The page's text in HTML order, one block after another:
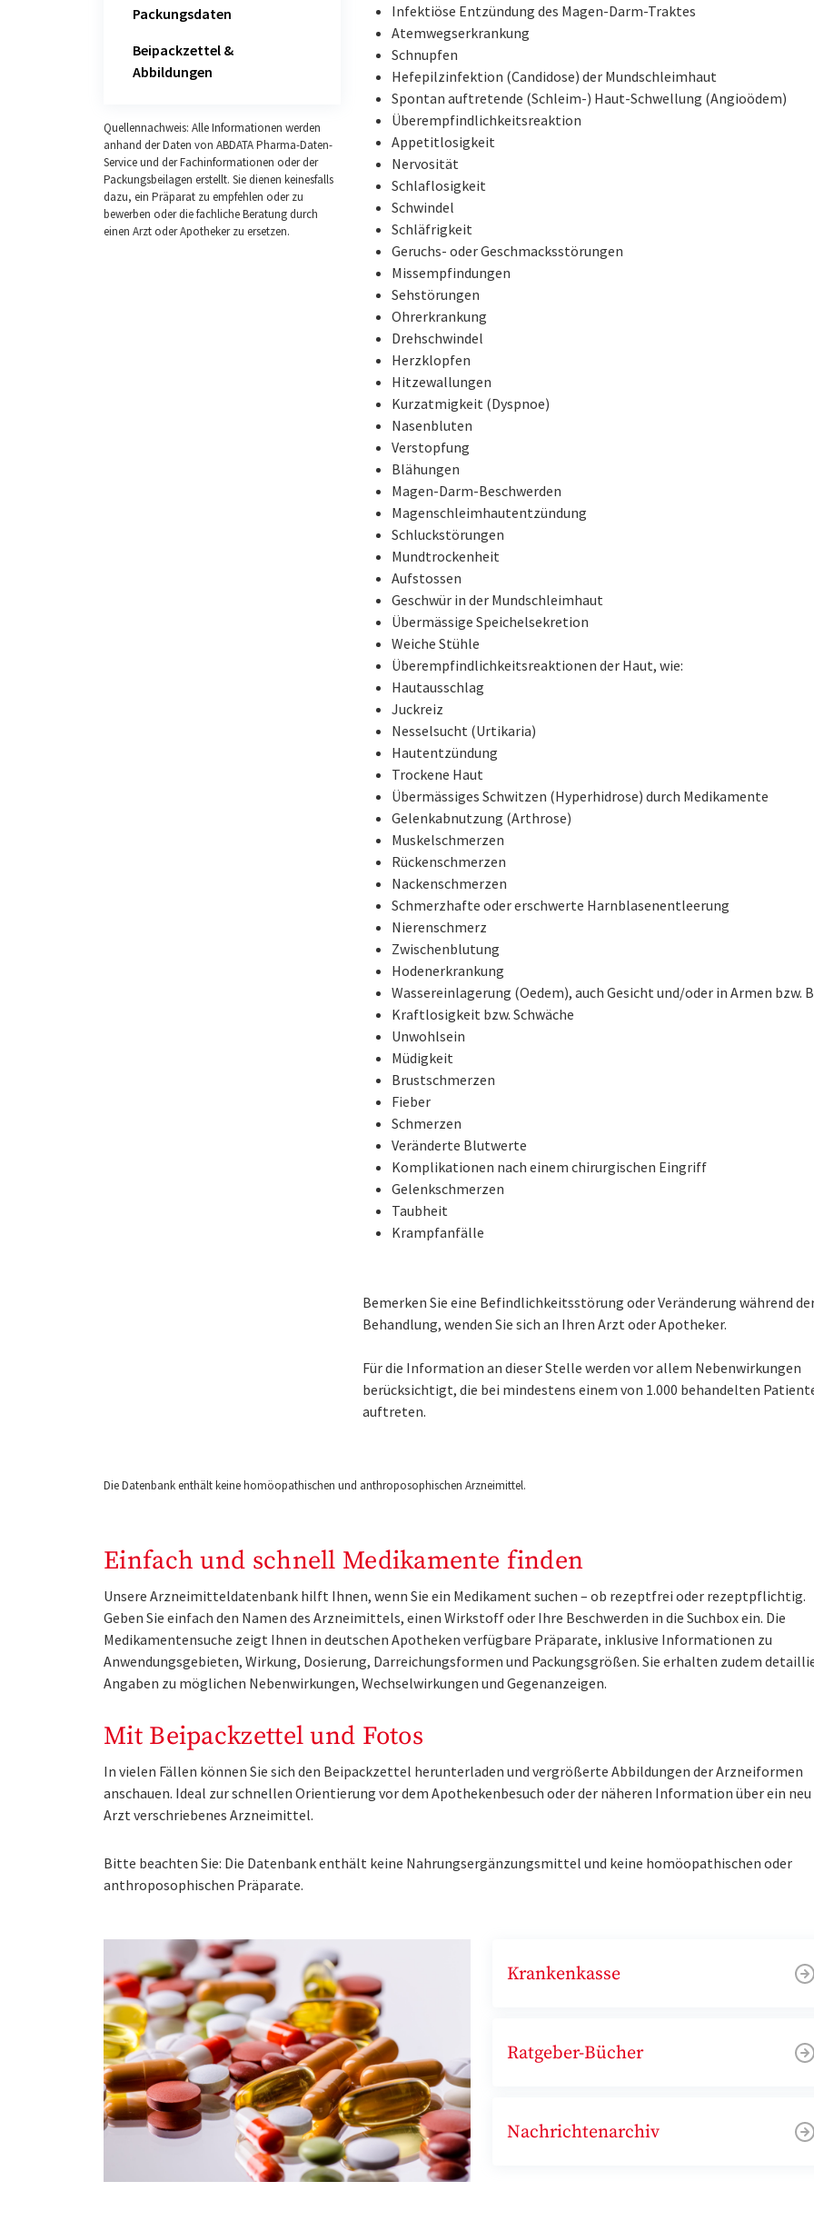
Packungsdaten
Beipackzettel &
Abbildungen
Quellennachweis: Alle Informationen werden
anhand der Daten von ABDATA Pharma-Daten-
Service und der Fachinformationen oder der
Packungsbeilagen erstellt. Sie dienen keinesfalls
dazu, ein Präparat zu empfehlen oder zu
bewerben oder die fachliche Beratung durch
einen Arzt oder Apotheker zu ersetzen.
Infektiöse Entzündung des Magen-Darm-Traktes
Atemwegserkrankung
Schnupfen
Hefepilzinfektion (Candidose) der Mundschleimhaut
Spontan auftretende (Schleim-) Haut-Schwellung (Angioödem)
Überempfindlichkeitsreaktion
Appetitlosigkeit
Nervosität
Schlaflosigkeit
Schwindel
Schläfrigkeit
Geruchs- oder Geschmacksstörungen
Missempfindungen
Sehstörungen
Ohrerkrankung
Drehschwindel
Herzklopfen
Hitzewallungen
Kurzatmigkeit (Dyspnoe)
Nasenbluten
Verstopfung
Blähungen
Magen-Darm-Beschwerden
Magenschleimhautentzündung
Schluckstörungen
Mundtrockenheit
Aufstossen
Geschwür in der Mundschleimhaut
Übermässige Speichelsekretion
Weiche Stühle
Überempfindlichkeitsreaktionen der Haut, wie:
Hautausschlag
Juckreiz
Nesselsucht (Urtikaria)
Hautentzündung
Trockene Haut
Übermässiges Schwitzen (Hyperhidrose) durch Medikamente
Gelenkabnutzung (Arthrose)
Muskelschmerzen
Rückenschmerzen
Nackenschmerzen
Schmerzhafte oder erschwerte Harnblasenentleerung
Nierenschmerz
Zwischenblutung
Hodenerkrankung
Wassereinlagerung (Oedem), auch Gesicht und/oder in Armen bzw.
Kraftlosigkeit bzw. Schwäche
Unwohlsein
Müdigkeit
Brustschmerzen
Fieber
Schmerzen
Veränderte Blutwerte
Komplikationen nach einem chirurgischen Eingriff
Gelenkschmerzen
Taubheit
Krampfanfälle
Bemerken Sie eine Befindlichkeitsstörung oder Veränderung während
Behandlung, wenden Sie sich an Ihren Arzt oder Apotheker.
Für die Information an dieser Stelle werden vor allem Nebenwirkungen
berücksichtigt, die bei mindestens einem von 1.000 behandelten
auftreten.
Die Datenbank enthält keine homöopathischen und anthroposophischen Arzneimittel.
Einfach und schnell Medikamente finden
Unsere Arzneimitteldatenbank hilft Ihnen, wenn Sie ein Medikament suchen – ob rezeptfrei oder rezeptpflichtig.
Geben Sie einfach den Namen des Arzneimittels, einen Wirkstoff oder Ihre Beschwerden in die Suchbox ein. Die
Medikamentensuche zeigt Ihnen in deutschen Apotheken verfügbare Präparate, inklusive Informationen zu
Anwendungsgebieten, Wirkung, Dosierung, Darreichungsformen und Packungsgrößen. Sie erhalten zudem
Angaben zu möglichen Nebenwirkungen, Wechselwirkungen und Gegenanzeigen.
Mit Beipackzettel und Fotos
In vielen Fällen können Sie sich den Beipackzettel herunterladen und vergrößerte Abbildungen der Arzneiformen
anschauen. Ideal zur schnellen Orientierung vor dem Apothekenbesuch oder der näheren Information über ein
Arzt verschriebenes Arzneimittel.
Bitte beachten Sie: Die Datenbank enthält keine Nahrungsergänzungsmittel und keine homöopathischen oder
anthroposophischen Präparate.
Krankenkasse
Ratgeber-Bücher
Nachrichtenarchiv